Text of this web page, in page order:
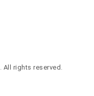
All rights reserved